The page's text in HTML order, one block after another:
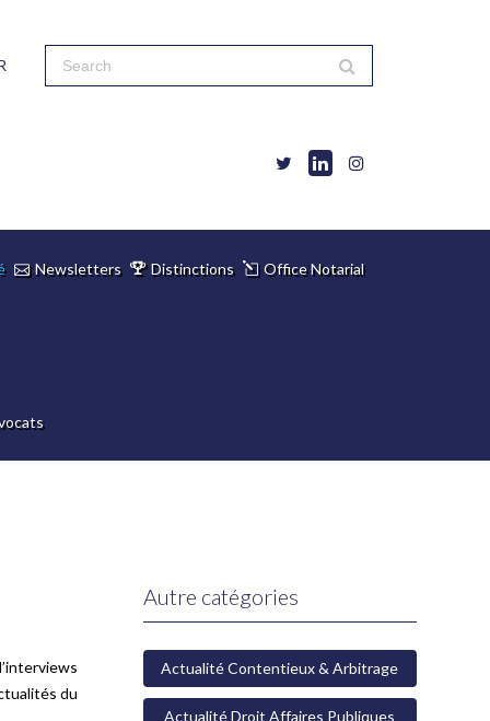
Newsletters Distinctions Office Notarial
du
Autre catégories
Actualité Contentieux & Arbitrage
Actualité Droit Affaires Publiques